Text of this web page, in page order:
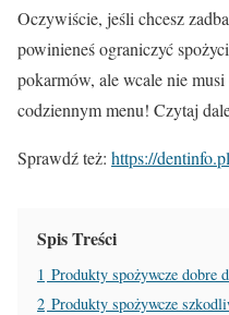
Oczywiście, jeśli chcesz
powinieneś ograniczyć
pokarmów, ale wcale nie
codziennym menu! Czytaj
Sprawdź też: https://
Spis Treści
1 Produkty spożywcze dobre
2 Produkty spożywcze